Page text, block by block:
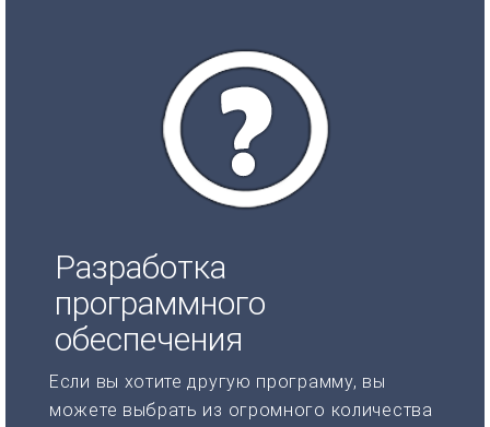
Разработка
программного
обеспечения
Если вы хотите другую программу, вы
можете выбрать из огромного количества